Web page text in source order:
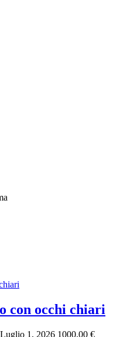
con occhi chiari
Luglio 1, 2026 1000.00 €